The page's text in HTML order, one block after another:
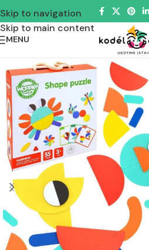
Skip to navigation
Skip to main content
MENU